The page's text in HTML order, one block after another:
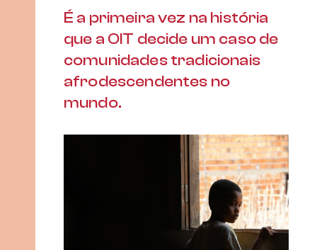
É a primeira vez na história
que a OIT decide um caso de
comunidades tradicionais
afrodescendentes no
mundo.